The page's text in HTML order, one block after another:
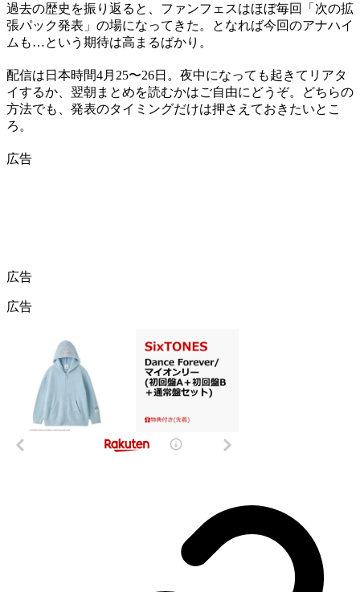
過去の歴史を振り返ると、ファンフェスはほぼ毎回「次の拡
張パック発表」の場になってきた。となれば今回のアナハイ
ムも…という期待は高まるばかり。
配信は日本時間4月25〜26日。夜中になっても起きてリアタ
イするか、翌朝まとめを読むかはご自由にどうぞ。どちらの
方法でも、発表のタイミングだけは押さえておきたいとこ
ろ。
広告
広告
広告